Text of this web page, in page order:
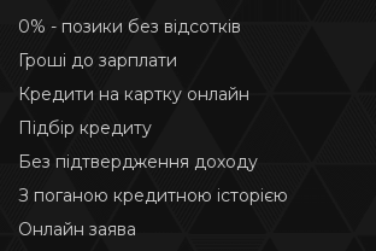
0% - позики без відсотків
Гроші до зарплати
Кредити на картку онлайн
Підбір кредиту
Без підтвердження доходу
З поганою кредитною історією
Онлайн заява